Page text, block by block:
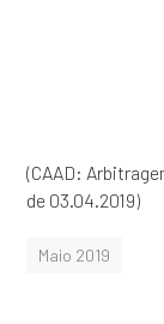
(CAAD:
de 03.04.2019)
Maio 2019